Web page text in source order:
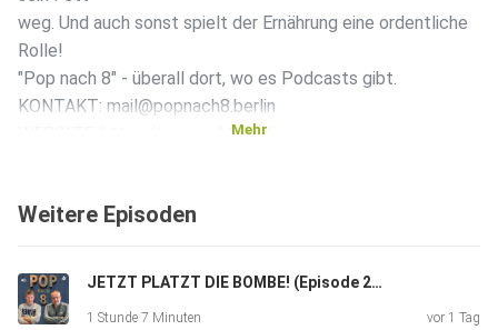
weg. Und auch sonst spielt der Ernährung eine ordentliche
Rolle!
"Pop nach 8" - überall dort, wo es Podcasts gibt.
KONTAKT: mail@popnach8.berlin
WEBSITE: https://popnach8.berlin
Mehr
Weitere Episoden
JETZT PLATZT DIE BOMBE! (Episode 236)
1 Stunde 7 Minuten vor 1 Tag